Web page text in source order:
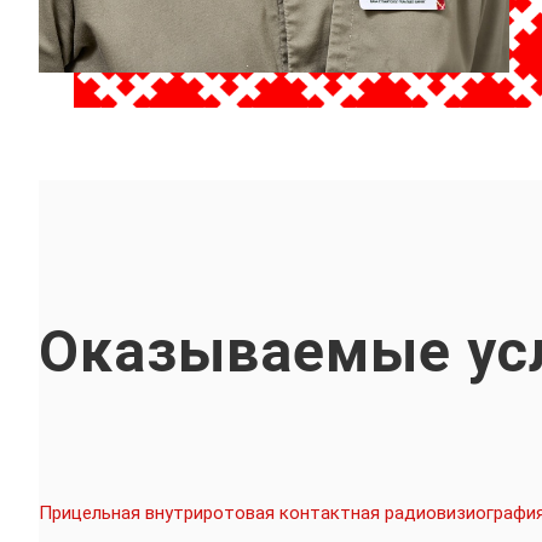
Оказываемые
Прицельная внутриротовая контактная